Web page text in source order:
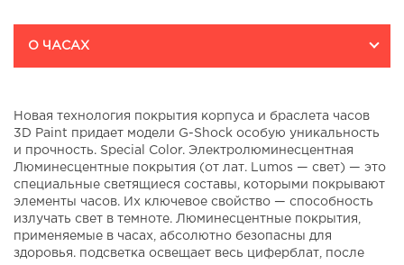
О ЧАСАХ
Новая технология покрытия корпуса и браслета часов
3D Paint придает модели G-Shock особую уникальность
и прочность. Special Color. Электролюминесцентная
Люминесцентные покрытия (от лат. Lumos — свет) — это
специальные светящиеся составы, которыми покрывают
элементы часов. Их ключевое свойство — способность
излучать свет в темноте. Люминесцентные покрытия,
применяемые в часах, абсолютно безопасны для
здоровья. подсветка освещает весь циферблат, после